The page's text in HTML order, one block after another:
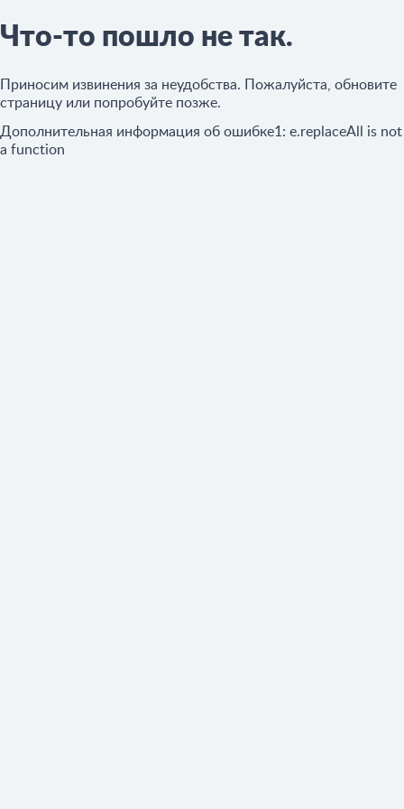
Что-то пошло не так.
Приносим извинения за неудобства. Пожалуйста, обновите
страницу или попробуйте позже.
Дополнительная информация об ошибке1: e.replaceAll is not
a function